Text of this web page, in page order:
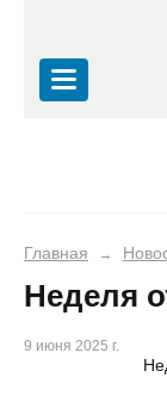
Главная →
Неделя
9 июня 2025 г.